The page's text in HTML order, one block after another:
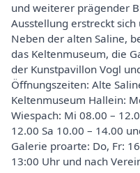
und weiterer prägender
Ausstellung erstreckt
Neben der alten Saline,
das Keltenmuseum, die
der Kunstpavillon Vogl
Öffnungszeiten: Alte
Keltenmuseum Hallein:
Wiespach: Mi 08.00 –
12.00 Sa 10.00 – 14.00
Galerie proarte: Do, Fr:
13:00 Uhr und nach